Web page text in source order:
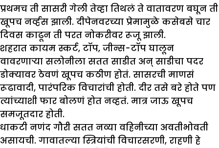
प्रथमच ती सासरी गेली तेव्हा तिथलं ते वातावरण बघून ती
खूपच नर्व्हस झाली. दीपेनवरच्या प्रेमामुळे कसेबसे चार
दिवस काढून ती परत नोकरीवर रूजू झाली.
शहरात कायम स्कर्ट, टॉप, जीन्स-टॉप घालून
वावरणाऱ्या सलोनीला सतत साडीत अन् साडीचा पदर
डोक्यावर ठेवणं खूपच कठीण होतं. सासरची माणसं
रूढावादी, पारंपरिक विचारांची होती. दीर तसे बरे होते पण
त्यांच्याशी फार बोलणं होत नव्हतं. मात्र जाऊ खूपच
समजूतदार होती.
धाकटी नणंद गौरी सतत नव्या वहिनीच्या अवतीभोवती
असायची. गावातल्या स्त्रियांची विचारसरणी, राहणी हे